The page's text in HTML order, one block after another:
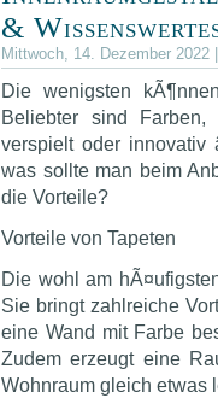
&
Mittwoch, 14. Dezember 2022
Die wenigsten
Beliebter sind
verspielt oder innovativ
was sollte man beim
die Vorteile?
Vorteile von Tapeten
Die wohl am
Sie bringt zahlreiche
eine Wand mit Farbe
Zudem erzeugt eine
Wohnraum gleich etwas